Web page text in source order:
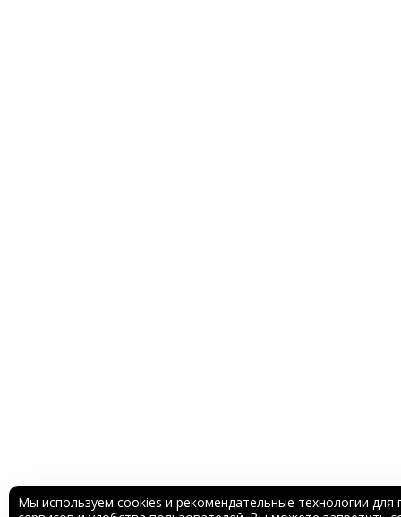
Мы используем cookies и рекомендательные технологии для